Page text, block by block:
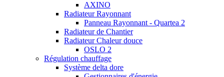
AXINO
Radiateur Rayonnant
Panneau Rayonnant - Quartea 2
Radiateur de Chantier
Radiateur Chaleur douce
OSLO 2
Régulation chauffage
Système delta dore